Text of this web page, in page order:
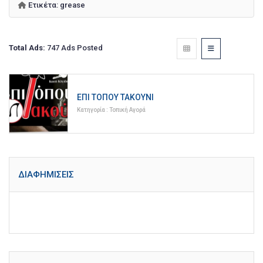
Ετικέτα: grease
Total Ads: 747 Ads Posted
ΕΠΊ ΤΌΠΟΥ ΤΑΚΟΎΝΙ
Κατηγορία : Τοπική Αγορά
ΔΙΑΦΗΜΊΣΕΙΣ